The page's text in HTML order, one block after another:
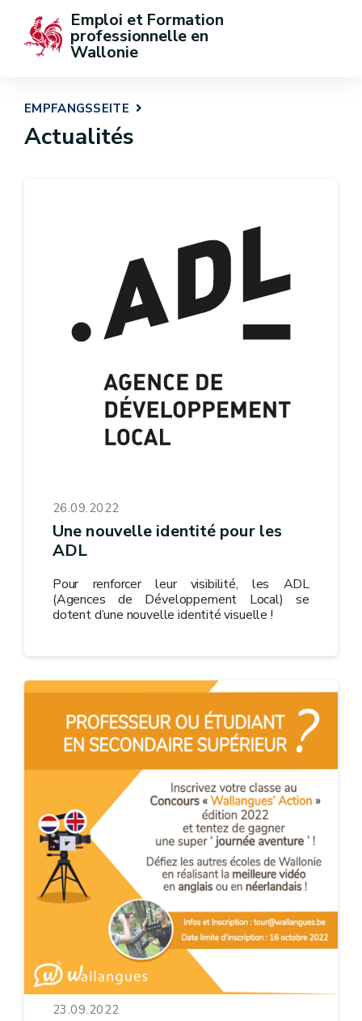
Emploi et Formation
professionnelle en
Wallonie
EMPFANGSSEITE
Actualités
26.09.2022
Une nouvelle identité pour les
ADL
Pour renforcer leur visibilité, les ADL
(Agences de Développement Local) se
dotent d’une nouvelle identité visuelle !
23.09.2022